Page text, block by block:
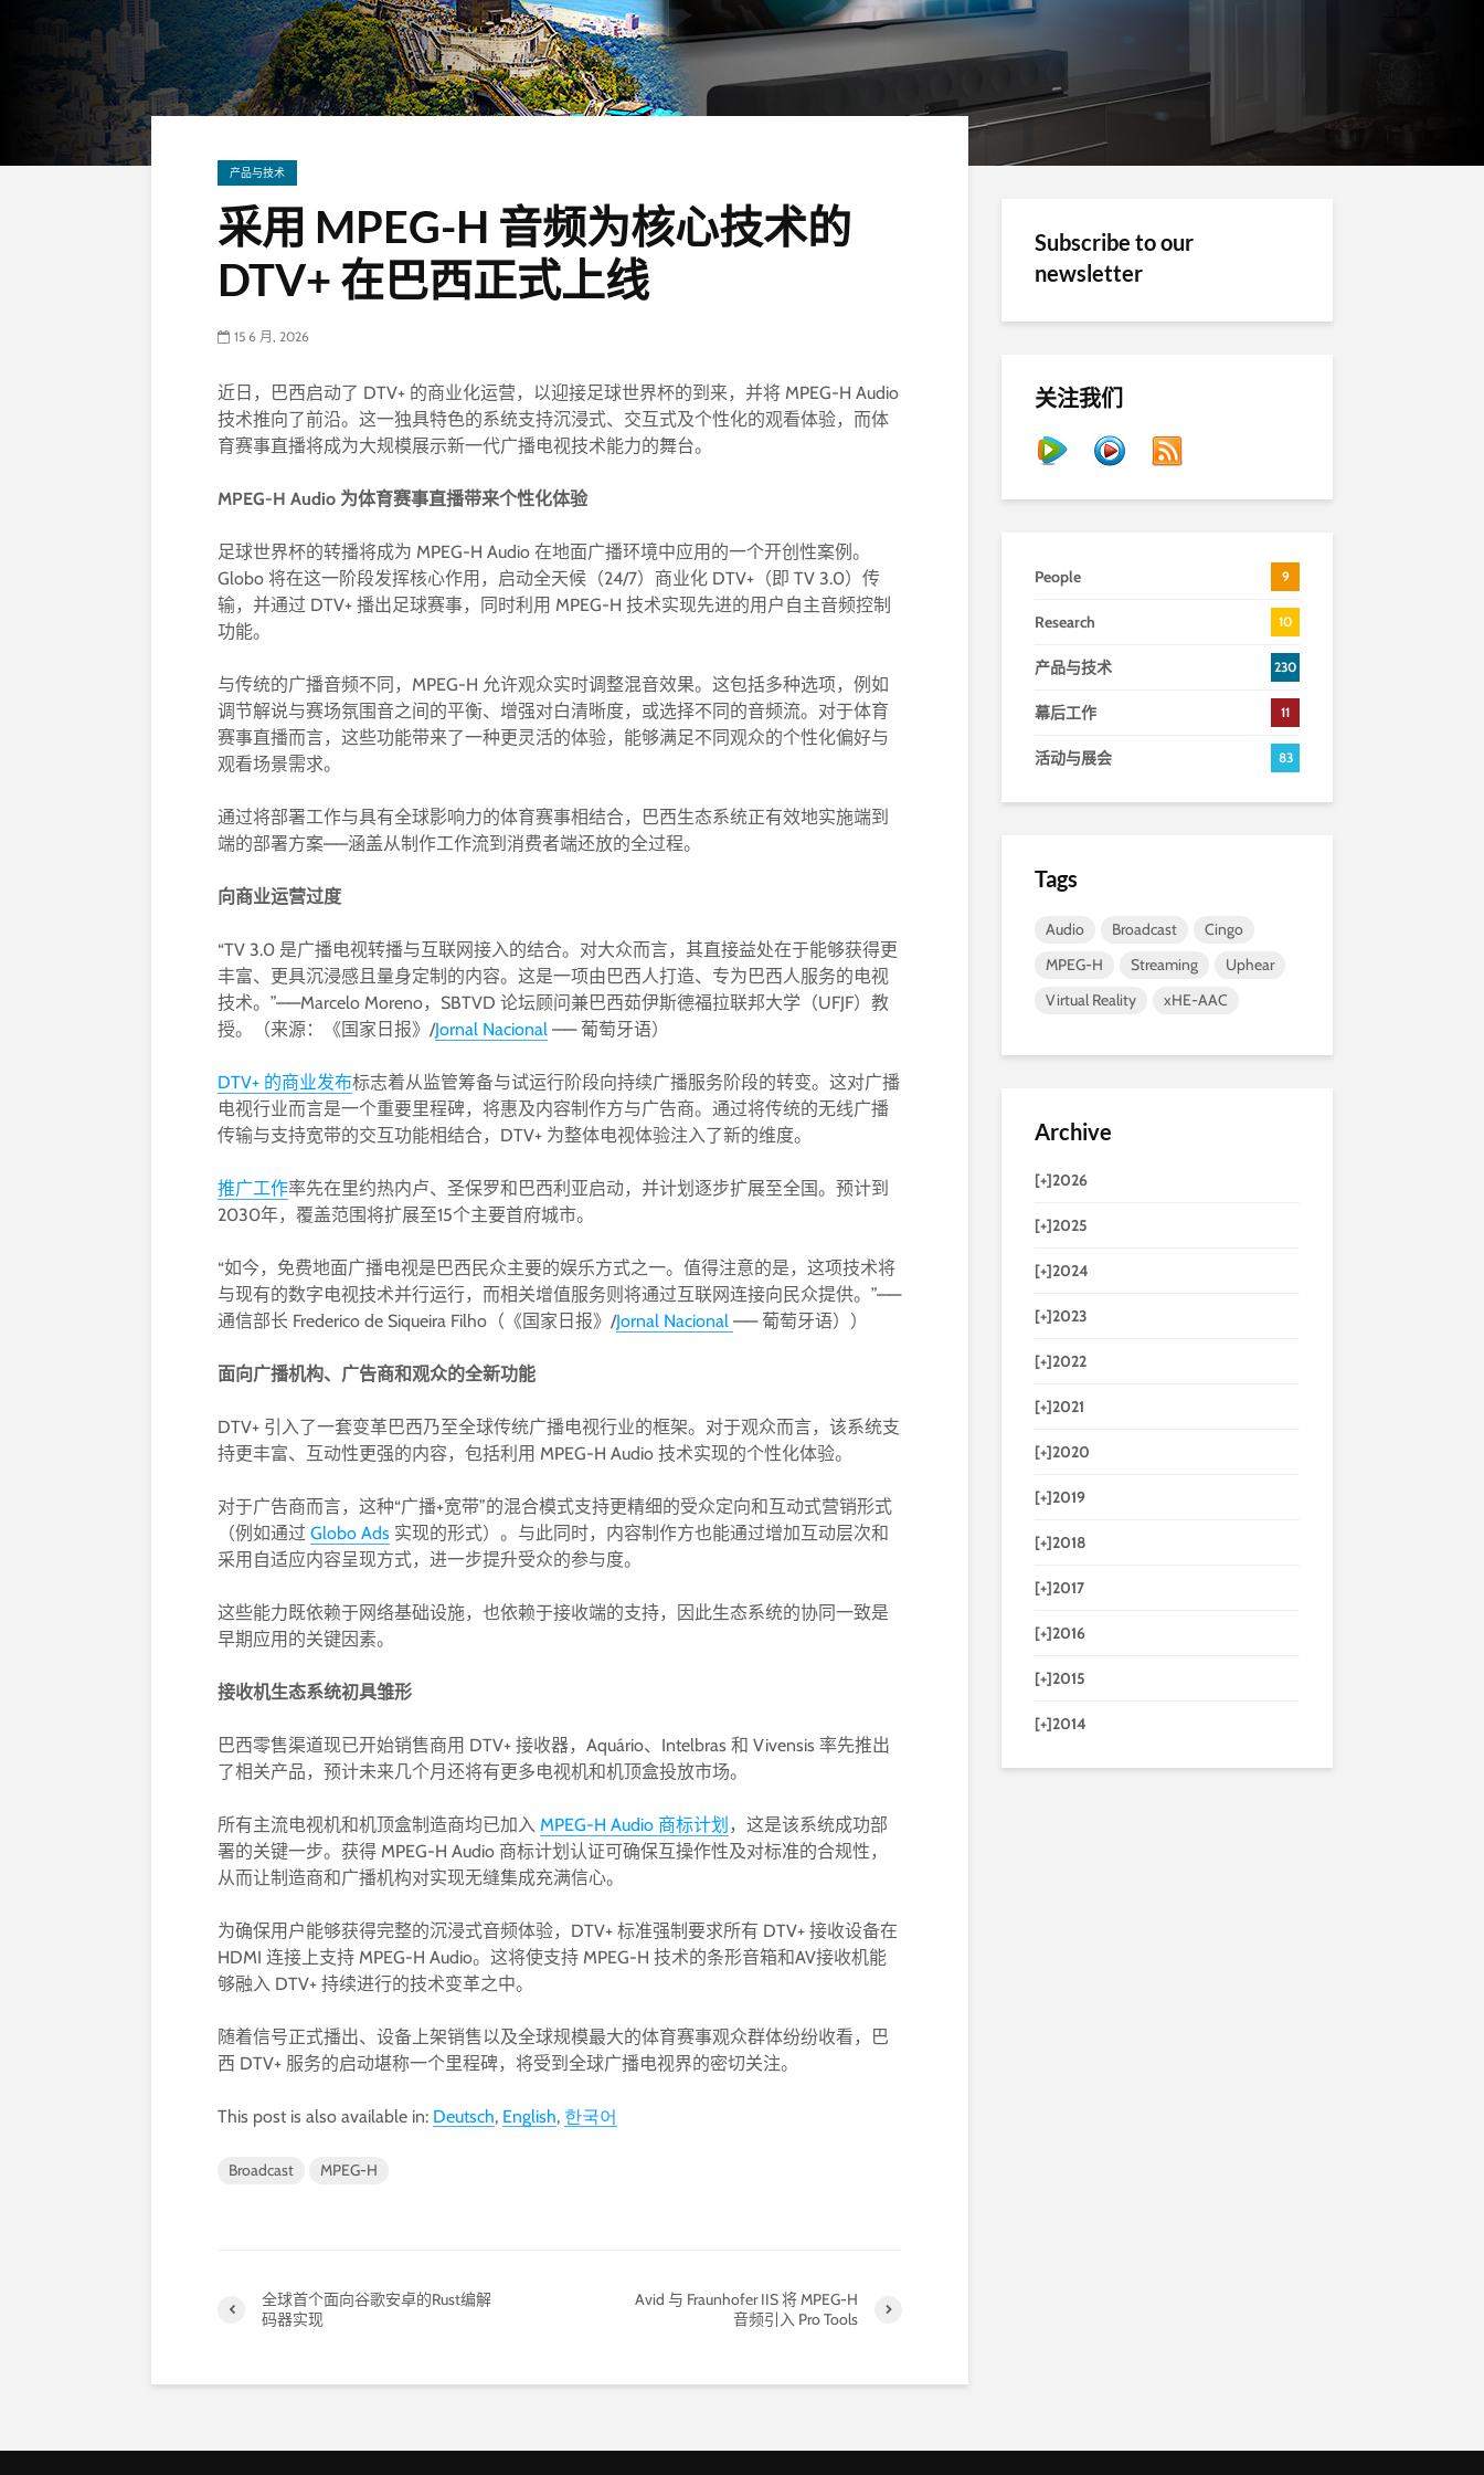
产品与技术
采用 MPEG-H 音频为核心技术的
DTV+ 在巴西正式上线
15 6 月, 2026
近日，巴西启动了 DTV+ 的商业化运营，以迎接足球世界杯的到来，并将 MPEG-H Audio
技术推向了前沿。这一独具特色的系统支持沉浸式、交互式及个性化的观看体验，而体
育赛事直播将成为大规模展示新一代广播电视技术能力的舞台。
MPEG-H Audio 为体育赛事直播带来个性化体验
足球世界杯的转播将成为 MPEG-H Audio 在地面广播环境中应用的一个开创性案例。
Globo 将在这一阶段发挥核心作用，启动全天候（24/7）商业化 DTV+（即 TV 3.0）传
输，并通过 DTV+ 播出足球赛事，同时利用 MPEG-H 技术实现先进的用户自主音频控制
功能。
与传统的广播音频不同，MPEG-H 允许观众实时调整混音效果。这包括多种选项，例如
调节解说与赛场氛围音之间的平衡、增强对白清晰度，或选择不同的音频流。对于体育
赛事直播而言，这些功能带来了一种更灵活的体验，能够满足不同观众的个性化偏好与
观看场景需求。
通过将部署工作与具有全球影响力的体育赛事相结合，巴西生态系统正有效地实施端到
端的部署方案——涵盖从制作工作流到消费者端还放的全过程。
向商业运营过度
“TV 3.0 是广播电视转播与互联网接入的结合。对大众而言，其直接益处在于能够获得更
丰富、更具沉浸感且量身定制的内容。这是一项由巴西人打造、专为巴西人服务的电视
技术。”——Marcelo Moreno，SBTVD 论坛顾问兼巴西茹伊斯德福拉联邦大学（UFJF）教
授。（来源：《国家日报》/Jornal Nacional —— 葡萄牙语）
DTV+ 的商业发布标志着从监管筹备与试运行阶段向持续广播服务阶段的转变。这对广播
电视行业而言是一个重要里程碑，将惠及内容制作方与广告商。通过将传统的无线广播
传输与支持宽带的交互功能相结合，DTV+ 为整体电视体验注入了新的维度。
推广工作率先在里约热内卢、圣保罗和巴西利亚启动，并计划逐步扩展至全国。预计到
2030年，覆盖范围将扩展至15个主要首府城市。
“如今，免费地面广播电视是巴西民众主要的娱乐方式之一。值得注意的是，这项技术将
与现有的数字电视技术并行运行，而相关增值服务则将通过互联网连接向民众提供。”——
通信部长 Frederico de Siqueira Filho（《国家日报》/Jornal Nacional —— 葡萄牙语））
面向广播机构、广告商和观众的全新功能
DTV+ 引入了一套变革巴西乃至全球传统广播电视行业的框架。对于观众而言，该系统支
持更丰富、互动性更强的内容，包括利用 MPEG-H Audio 技术实现的个性化体验。
对于广告商而言，这种“广播+宽带”的混合模式支持更精细的受众定向和互动式营销形式
（例如通过 Globo Ads 实现的形式）。与此同时，内容制作方也能通过增加互动层次和
采用自适应内容呈现方式，进一步提升受众的参与度。
这些能力既依赖于网络基础设施，也依赖于接收端的支持，因此生态系统的协同一致是
早期应用的关键因素。
接收机生态系统初具雏形
巴西零售渠道现已开始销售商用 DTV+ 接收器，Aquário、Intelbras 和 Vivensis 率先推出
了相关产品，预计未来几个月还将有更多电视机和机顶盒投放市场。
所有主流电视机和机顶盒制造商均已加入 MPEG-H Audio 商标计划 ，这是该系统成功部
署的关键一步。获得 MPEG-H Audio 商标计划认证可确保互操作性及对标准的合规性，
从而让制造商和广播机构对实现无缝集成充满信心。
为确保用户能够获得完整的沉浸式音频体验，DTV+ 标准强制要求所有 DTV+ 接收设备在
HDMI 连接上支持 MPEG-H Audio。这将使支持 MPEG-H 技术的条形音箱和AV接收机能
够融入 DTV+ 持续进行的技术变革之中。
随着信号正式播出、设备上架销售以及全球规模最大的体育赛事观众群体纷纷收看，巴
西 DTV+ 服务的启动堪称一个里程碑，将受到全球广播电视界的密切关注。
This post is also available in: Deutsch English 한국어
Broadcast MPEG-H
全球首个面向谷歌安卓的Rust编解
码器实现
Avid 与 Fraunhofer IIS 将 MPEG-H
音频引入 Pro Tools
Subscribe to our
newsletter
关注我们
People 9
Research 10
产品与技术 230
幕后工作 11
活动与展会 83
Tags
Audio Broadcast
Cingo
MPEG-H
Streaming
Uphear
Virtual Reality
xHE-AAC
Archive
[+]2026
[+]2025
[+]2024
[+]2023
[+]2022
[+]2021
[+]2020
[+]2019
[+]2018
[+]2017
[+]2016
[+]2015
[+]2014